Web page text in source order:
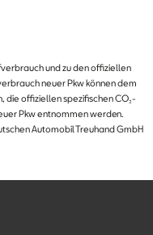
und zu den offiziellen
neuer Pkw können dem
offiziellen spezifischen CO₂-
Pkw entnommen werden.
Automobil Treuhand GmbH